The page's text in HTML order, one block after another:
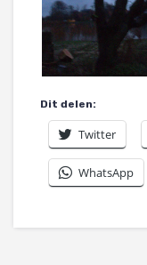
Dit delen:
Twitter
WhatsApp